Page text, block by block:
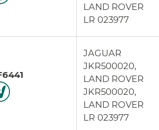
LAND ROVER
LR 023977
JAGUAR
JKR500020,
LAND ROVER
JKR500020,
LAND ROVER
LR 023977